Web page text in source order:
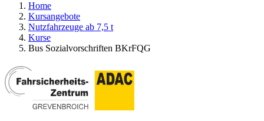
Home
Kursangebote
Nutzfahrzeuge ab 7,5 t
Kurse
Bus Sozialvorschriften BKrFQG